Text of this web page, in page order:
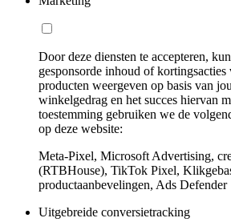
Door deze diensten te accepteren,
gesponsorde inhoud of
producten weergeven op basis van
winkelgedrag en het succes hiervan
toestemming gebruiken we de
op deze website:
Meta-Pixel, Microsoft Advertising,
(RTBHouse), TikTok Pixel,
productaanbevelingen, Ads Defender
Uitgebreide conversietracking